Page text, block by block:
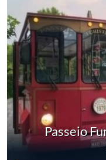
Passeio